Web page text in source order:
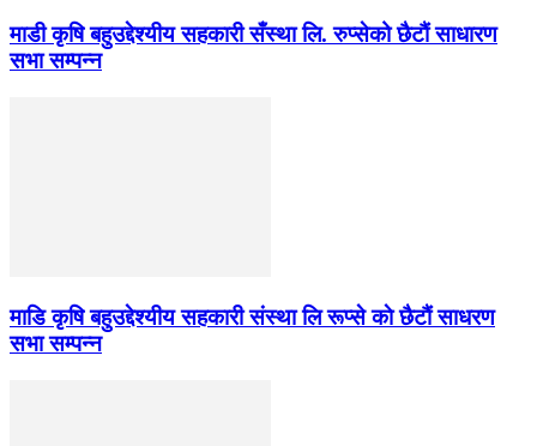
माडी कृषि बहुउद्देश्यीय सहकारी सँस्था लि. रुप्सेको छैटाैं साधारण
सभा सम्पन्न
माडि कृषि बहुउद्देश्यीय सहकारी संस्था लि रूप्से काे छैटाैं साधरण
सभा सम्पन्न